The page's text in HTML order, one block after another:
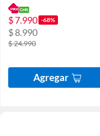
$ 7.990 -68%
$ 8.990
$ 24.990
Agregar